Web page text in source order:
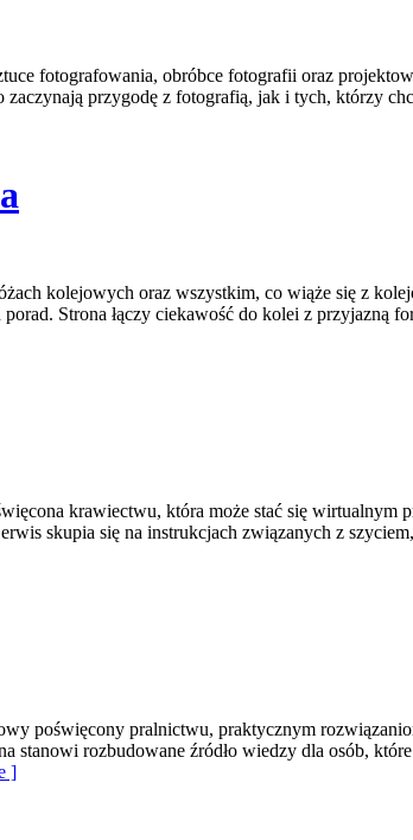
fotografowania, obróbce fotografii oraz
zaczynają przygodę z fotografią, jak i tych, którzy
kolejowych oraz wszystkim, co wiąże się z
Strona łączy ciekawość do kolei z przyjazną
krawiectwu, która może stać się
skupia się na instrukcjach związanych z
poświęcony pralnictwu, praktycznym
stanowi rozbudowane źródło wiedzy dla osób,
]